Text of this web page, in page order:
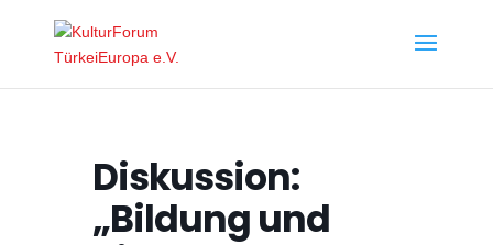
Diskussion:
„Bildung und